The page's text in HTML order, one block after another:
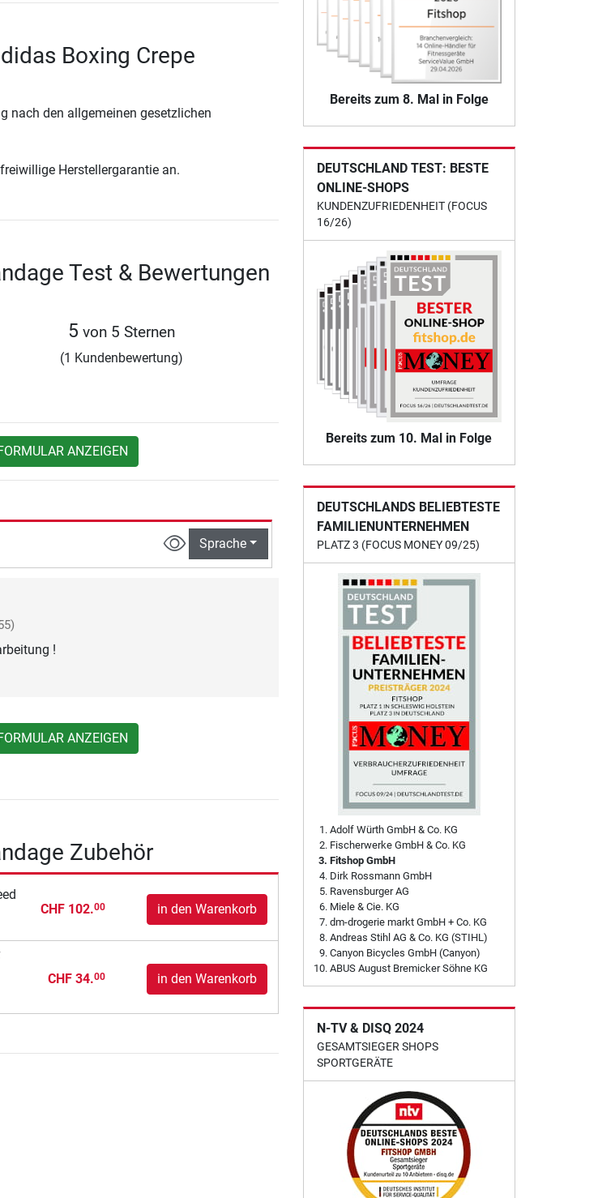
Boxing Crepe
nach den allgemeinen gesetzlichen
Herstellergarantie an.
Test & Bewertungen
5 von 5 Sternen
(1 Kundenbewertung)
ANZEIGEN
Sprache
!
ANZEIGEN
Zubehör
CHF 102.00 in den Warenkorb
CHF 34.00 in den Warenkorb
Bereits zum 8. Mal in Folge
DEUTSCHLAND TEST: BESTE
ONLINE-SHOPS
KUNDENZUFRIEDENHEIT (FOCUS
16/26)
Bereits zum 10. Mal in Folge
DEUTSCHLANDS BELIEBTESTE
FAMILIENUNTERNEHMEN
PLATZ 3 (FOCUS MONEY 09/25)
Adolf Würth GmbH & Co. KG
Fischerwerke GmbH & Co. KG
Fitshop GmbH
Dirk Rossmann GmbH
Ravensburger AG
Miele & Cie. KG
dm-drogerie markt GmbH + Co. KG
Andreas Stihl AG & Co. KG (STIHL)
Canyon Bicycles GmbH (Canyon)
ABUS August Bremicker Söhne KG
N-TV & DISQ 2024
GESAMTSIEGER SHOPS
SPORTGERÄTE